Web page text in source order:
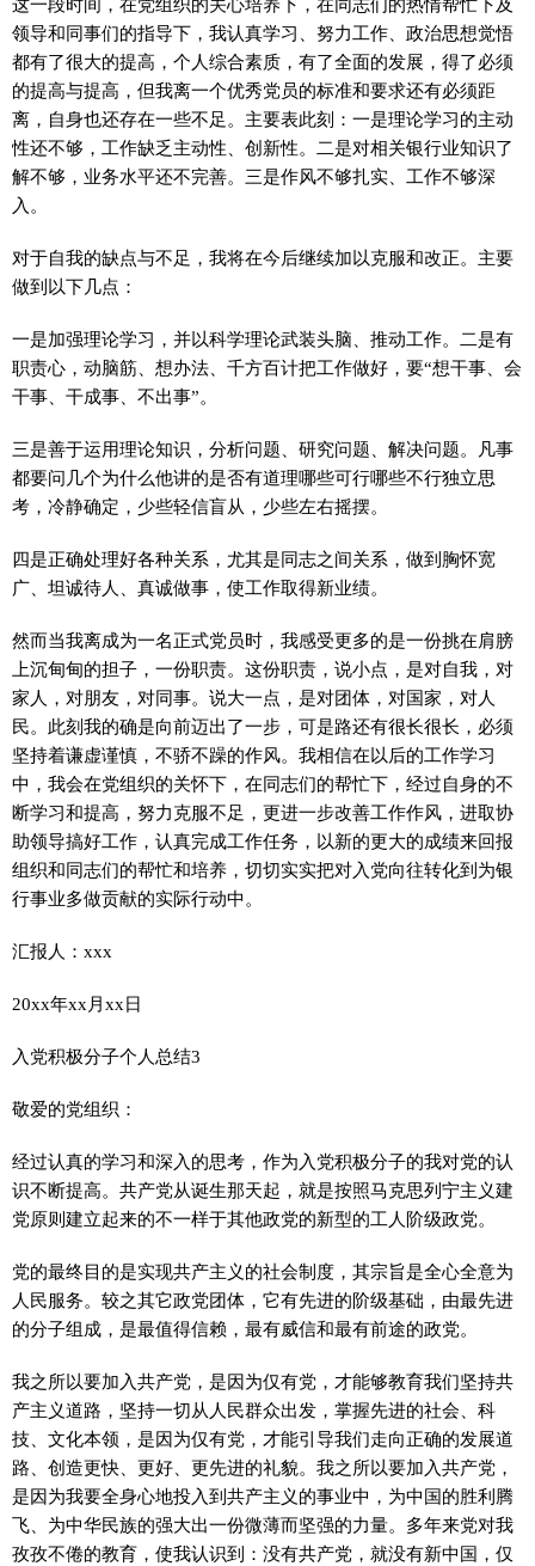
这一段时间，在党组织的关心培养下，在同志们的热情帮忙下及
领导和同事们的指导下，我认真学习、努力工作、政治思想觉悟
都有了很大的提高，个人综合素质，有了全面的发展，得了必须
的提高与提高，但我离一个优秀党员的标准和要求还有必须距
离，自身也还存在一些不足。主要表此刻：一是理论学习的主动
性还不够，工作缺乏主动性、创新性。二是对相关银行业知识了
解不够，业务水平还不完善。三是作风不够扎实、工作不够深
入。
对于自我的缺点与不足，我将在今后继续加以克服和改正。主要
做到以下几点：
一是加强理论学习，并以科学理论武装头脑、推动工作。二是有
职责心，动脑筋、想办法、千方百计把工作做好，要“想干事、会
干事、干成事、不出事”。
三是善于运用理论知识，分析问题、研究问题、解决问题。凡事
都要问几个为什么他讲的是否有道理哪些可行哪些不行独立思
考，冷静确定，少些轻信盲从，少些左右摇摆。
四是正确处理好各种关系，尤其是同志之间关系，做到胸怀宽
广、坦诚待人、真诚做事，使工作取得新业绩。
然而当我离成为一名正式党员时，我感受更多的是一份挑在肩膀
上沉甸甸的担子，一份职责。这份职责，说小点，是对自我，对
家人，对朋友，对同事。说大一点，是对团体，对国家，对人
民。此刻我的确是向前迈出了一步，可是路还有很长很长，必须
坚持着谦虚谨慎，不骄不躁的作风。我相信在以后的工作学习
中，我会在党组织的关怀下，在同志们的帮忙下，经过自身的不
断学习和提高，努力克服不足，更进一步改善工作作风，进取协
助领导搞好工作，认真完成工作任务，以新的更大的成绩来回报
组织和同志们的帮忙和培养，切切实实把对入党向往转化到为银
行事业多做贡献的实际行动中。
汇报人：xxx
20xx年xx月xx日
入党积极分子个人总结3
敬爱的党组织：
经过认真的学习和深入的思考，作为入党积极分子的我对党的认
识不断提高。共产党从诞生那天起，就是按照马克思列宁主义建
党原则建立起来的不一样于其他政党的新型的工人阶级政党。
党的最终目的是实现共产主义的社会制度，其宗旨是全心全意为
人民服务。较之其它政党团体，它有先进的阶级基础，由最先进
的分子组成，是最值得信赖，最有威信和最有前途的政党。
我之所以要加入共产党，是因为仅有党，才能够教育我们坚持共
产主义道路，坚持一切从人民群众出发，掌握先进的社会、科
技、文化本领，是因为仅有党，才能引导我们走向正确的发展道
路、创造更快、更好、更先进的礼貌。我之所以要加入共产党，
是因为我要全身心地投入到共产主义的事业中，为中国的胜利腾
飞、为中华民族的强大出一份微薄而坚强的力量。多年来党对我
孜孜不倦的教育，使我认识到：没有共产党，就没有新中国，仅